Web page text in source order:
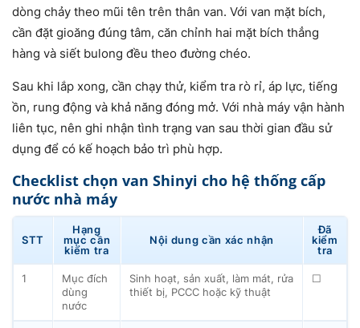
dòng chảy theo mũi tên trên thân van. Với van mặt bích,
cần đặt gioăng đúng tâm, căn chỉnh hai mặt bích thẳng
hàng và siết bulong đều theo đường chéo.
Sau khi lắp xong, cần chạy thử, kiểm tra rò rỉ, áp lực, tiếng
ồn, rung động và khả năng đóng mở. Với nhà máy vận hành
liên tục, nên ghi nhận tình trạng van sau thời gian đầu sử
dụng để có kế hoạch bảo trì phù hợp.
Checklist chọn van Shinyi cho hệ thống cấp
nước nhà máy
STT
Hạng
mục cần
kiểm tra
Nội dung cần xác nhận
Đã
kiểm
tra
1
Mục đích
dùng
nước
Sinh hoạt, sản xuất, làm mát, rửa
thiết bị, PCCC hoặc kỹ thuật
☐